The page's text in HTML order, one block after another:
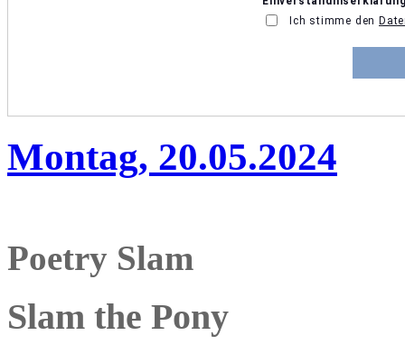
Montag, 20.05.2024
Poetry Slam
Slam the Pony